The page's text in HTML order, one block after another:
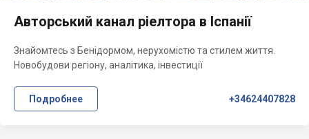
Авторський канал ріелтора в Іспанії
Знайомтесь з Бенідормом, нерухомістю та стилем життя.
Новобудови регіону, аналітика, інвестиції
Подробнее +34624407828